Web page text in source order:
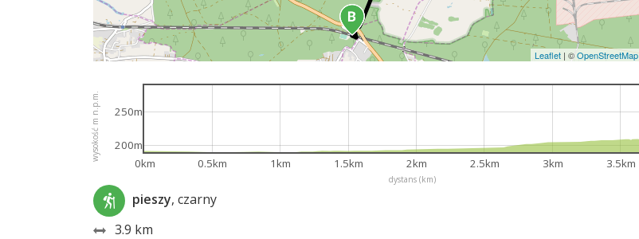
Leaflet | ©OpenStreetMap
dystans (km)
wysokość m n.p.m.
0km 0.5km 1km 1.5km 2km 2.5km 3km 3.5km
200m
250m
pieszy, czarny
3.9 km